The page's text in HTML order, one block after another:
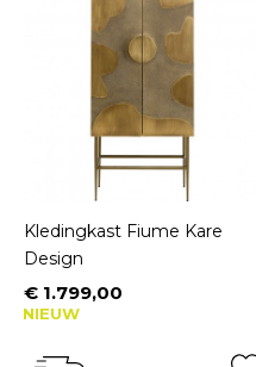
Kledingkast Fiume Kare
Design
Prijs
€ 1.799,00
NIEUW